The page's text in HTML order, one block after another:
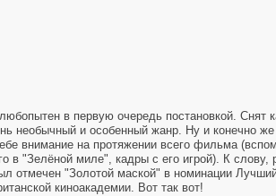
в первую очередь постановкой. Снят
необычный и особенный жанр. Ну и конечно
внимание на протяжении всего фильма
в "Зелёной миле", кадры с его игрой). К
отмечен "Золотой маской" в номинации
киноакадемии. Вот так вот!